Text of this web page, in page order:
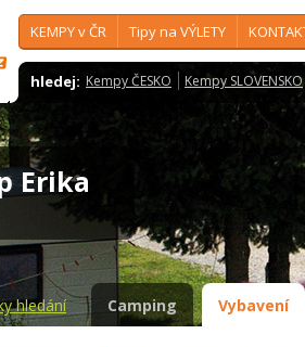
KEMPY v ČR Tipy na VÝLETY
hledej: Kempy ČESKO Kempy SLOVENSKO
Erika
hledání Camping Vybavení